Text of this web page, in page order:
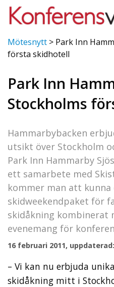
Mötesnytt > Park Inn
första skidhotell
Park Inn
Stockholms
Hammarbybacken
utsikt över Stockholm
Park Inn Hammarby
ett samarbete med
kommer man att kunna
skidweekendpaket för
skidåkning kombinerat
evenemang för
16 februari 2011,
– Vi kan nu erbjuda
skidåkning mitt i